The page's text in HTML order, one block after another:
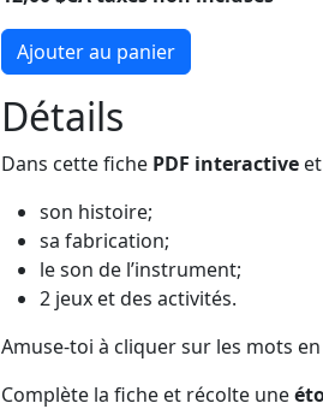
Ajouter au panier
Détails
Dans cette fiche PDF interactive et
son histoire;
sa fabrication;
le son de l’instrument;
2 jeux et des activités.
Amuse-toi à cliquer sur les mots en
Complète la fiche et récolte une